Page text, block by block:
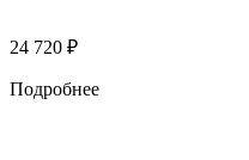
24 720 ₽
Подробнее